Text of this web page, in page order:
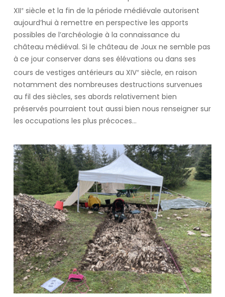
XII esiècle et la fin de la période médiévale autorisent
aujourd’hui à remettre en perspective les apports
possibles de l’archéologie à la connaissance du
château médiéval. Si le château de Joux ne semble pas
à ce jour conserver dans ses élévations ou dans ses
cours de vestiges antérieurs au XIVesiècle, en raison
notamment des nombreuses destructions survenues
au fil des siècles, ses abords relativement bien
préservés pourraient tout aussi bien nous renseigner sur
les occupations les plus précoces…